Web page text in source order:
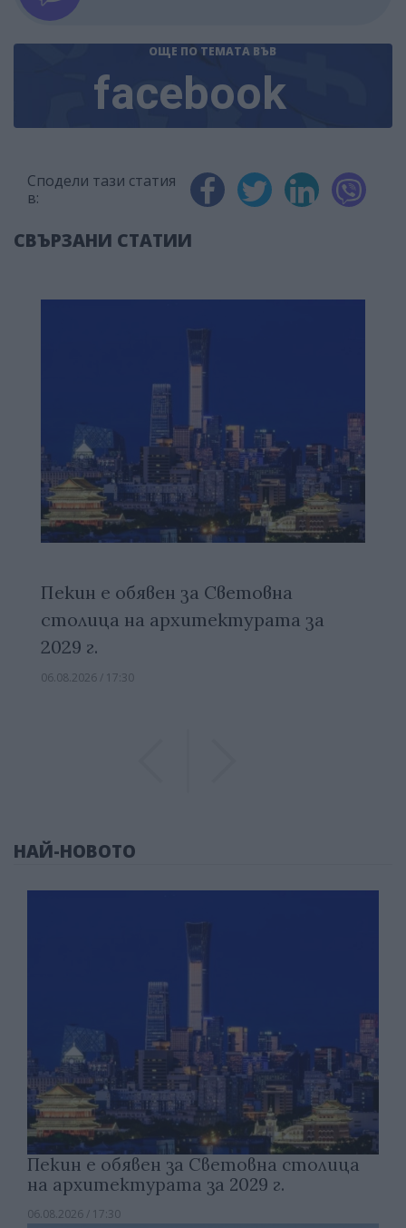
ОЩЕ ПО ТЕМАТА ВЪВ
facebook
Сподели тази статия
в:
СВЪРЗАНИ СТАТИИ
Пекин е обявен за Световна
столица на архитектурата за
2029 г.
06.08.2026 / 17:30
НАЙ-НОВОТО
Пекин е обявен за Световна столица
на архитектурата за 2029 г.
06.08.2026 / 17:30